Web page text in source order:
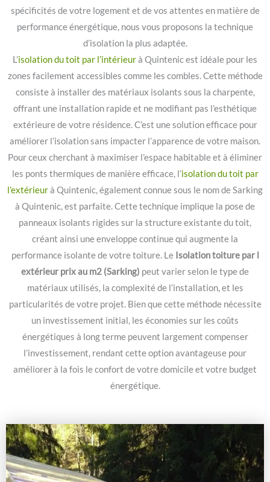
spécificités de votre logement et de vos attentes en matière de
performance énergétique, nous vous proposons la technique
d’isolation la plus adaptée.
L’isolation du toit par l’intérieurà Quintenic est idéale pour les
zones facilement accessibles comme les combles. Cette méthode
consiste à installer des matériaux isolants sous la charpente,
offrant une installation rapide et ne modifiant pas l’esthétique
extérieure de votre résidence. C’est une solution efficace pour
améliorer l’isolation sans impacter l’apparence de votre maison.
Pour ceux cherchant à maximiser l’espace habitable et à éliminer
les ponts thermiques de manière efficace, l’isolation du toit par
l’extérieurà Quintenic, également connue sous le nom de Sarking
à Quintenic, est parfaite. Cette technique implique la pose de
panneaux isolants rigides sur la structure existante du toit,
créant ainsi une enveloppe continue qui augmente la
performance isolante de votre toiture. Le Isolation toiture par l
extérieur prix au m2 (Sarking) peut varier selon le type de
matériaux utilisés, la complexité de l’installation, et les
particularités de votre projet. Bien que cette méthode nécessite
un investissement initial, les économies sur les coûts
énergétiques à long terme peuvent largement compenser
l’investissement, rendant cette option avantageuse pour
améliorer à la fois le confort de votre domicile et votre budget
énergétique.